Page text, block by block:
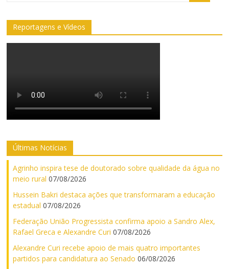
Reportagens e Vídeos
Últimas Notícias
Agrinho inspira tese de doutorado sobre qualidade da água no
meio rural 07/08/2026
Hussein Bakri destaca ações que transformaram a educação
estadual 07/08/2026
Federação União Progressista confirma apoio a Sandro Alex,
Rafael Greca e Alexandre Curi 07/08/2026
Alexandre Curi recebe apoio de mais quatro importantes
partidos para candidatura ao Senado 06/08/2026